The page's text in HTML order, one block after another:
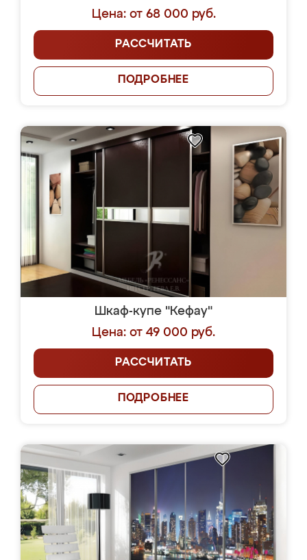
Цена: от 68 000 руб.
РАССЧИТАТЬ
ПОДРОБНЕЕ
Шкаф-купе "Кефау"
Цена: от 49 000 руб.
РАССЧИТАТЬ
ПОДРОБНЕЕ